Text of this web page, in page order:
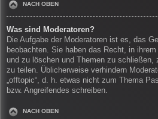
NACH OBEN
Was sind Moderatoren?
Die Aufgabe der Moderatoren ist es, das
beobachten. Sie haben das Recht, in
und zu löschen und Themen zu schließen,
zu teilen. Üblicherweise verhindern
„offtopic“, d. h. etwas nicht zum Thema
bzw. Angreifendes schreiben.
NACH OBEN